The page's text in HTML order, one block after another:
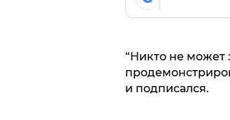
“Никто не может
и подписался.